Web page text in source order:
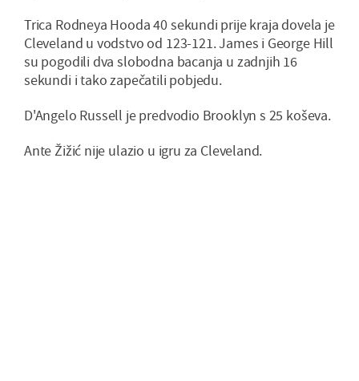
Trica Rodneya Hooda 40 sekundi prije kraja dovela je
Cleveland u vodstvo od 123-121. James i George Hill
su pogodili dva slobodna bacanja u zadnjih 16
sekundi i tako zapečatili pobjedu.
D'Angelo Russell je predvodio Brooklyn s 25 koševa.
Ante Žižić nije ulazio u igru za Cleveland.